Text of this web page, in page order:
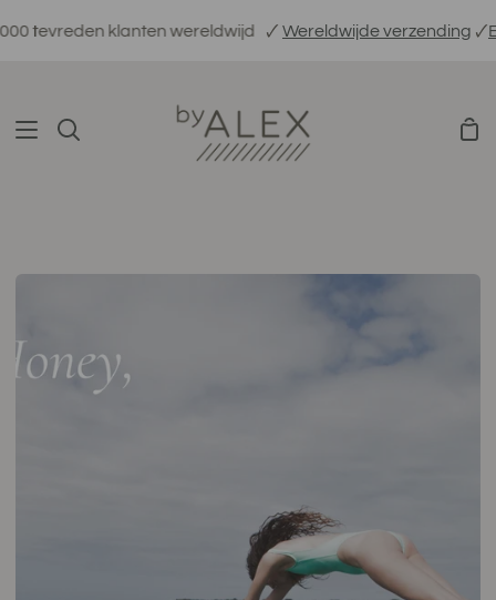
naarklanten wereldwijd 🗸Wereldwijde verzending🗸Ethisch
Zoeken